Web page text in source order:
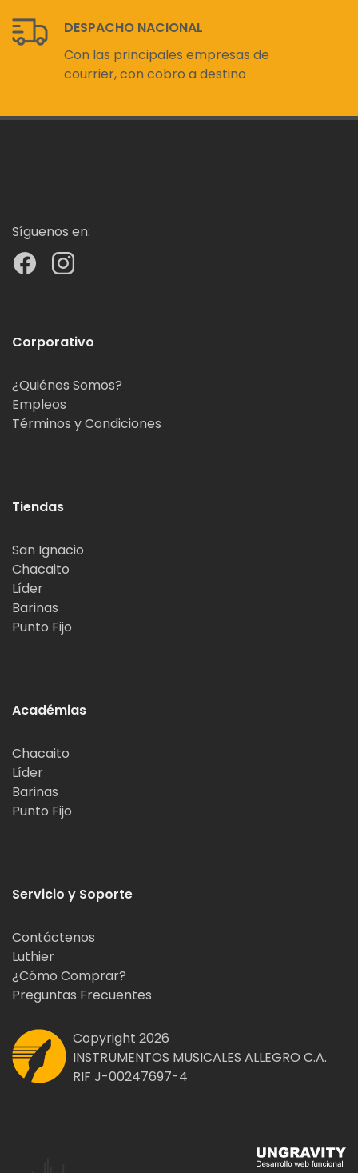
DESPACHO NACIONAL
Con las principales empresas de
courrier, con cobro a destino
Síguenos en:
Corporativo
¿Quiénes Somos?
Empleos
Términos y Condiciones
Tiendas
San Ignacio
Chacaito
Líder
Barinas
Punto Fijo
Académias
Chacaito
Líder
Barinas
Punto Fijo
Servicio y Soporte
Contáctenos
Luthier
¿Cómo Comprar?
Preguntas Frecuentes
Copyright 2026
INSTRUMENTOS MUSICALES ALLEGRO C.A.
RIF J-00247697-4